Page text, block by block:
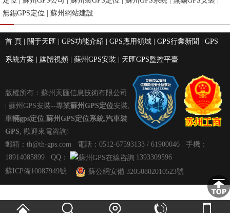
無錫GPS定位
蘇州網站建設
首 頁 關于天匯 GPS功能介紹 GPS應用領域 GPS行業新聞 GPS
系統方案 媒體視頻 蘇州GPS安裝 天匯GPS監控平臺
版權所有：蘇州天匯信息技術有限公司
蘇州GPS安裝--專業蘇州GPS定位安裝,
車輛gps定位,蘇州GPS定位系統,汽車裝
GPS, 歡迎來電咨詢!
郵箱： th@th-gps.com 電話：0512-67593133 / 61900046 手機：
18914085899 QQ：
1393309596
蘇ICP備10087949號
蘇公網安備 32050802010523號